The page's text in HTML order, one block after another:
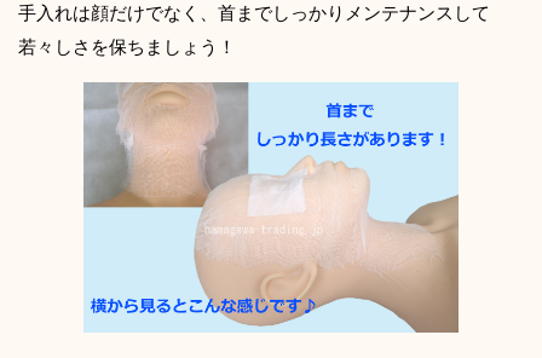
手入れは顔だけでなく、首までしっかりメンテナンスして
若々しさを保ちましょう！